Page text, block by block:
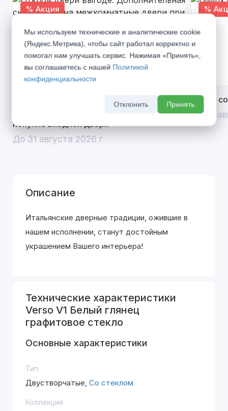
% Акция
Открой двери выгоде. Дополнительная
скидка 10% на межкомнатные двери при
покупке входной двери
До 31 августа 2026 г
%
Divilux
До 31
Описание
Итальянские дверные традиции, ожившие в
нашем исполнении, станут достойным
украшением Вашего интерьера!
Технические характеристики
Verso V1 Белый глянец
графитовое стекло
Основные характеристики
Тип
Двустворчатые, Со стеклом
Коллекция
Мы используем технические и аналитические cookie
(Яндекс.Метрика), чтобы сайт работал корректно и
помогал нам улучшать сервис. Нажимая «Принять»,
вы соглашаетесь с нашей Политикой
конфиденциальности
Отклонить Принять